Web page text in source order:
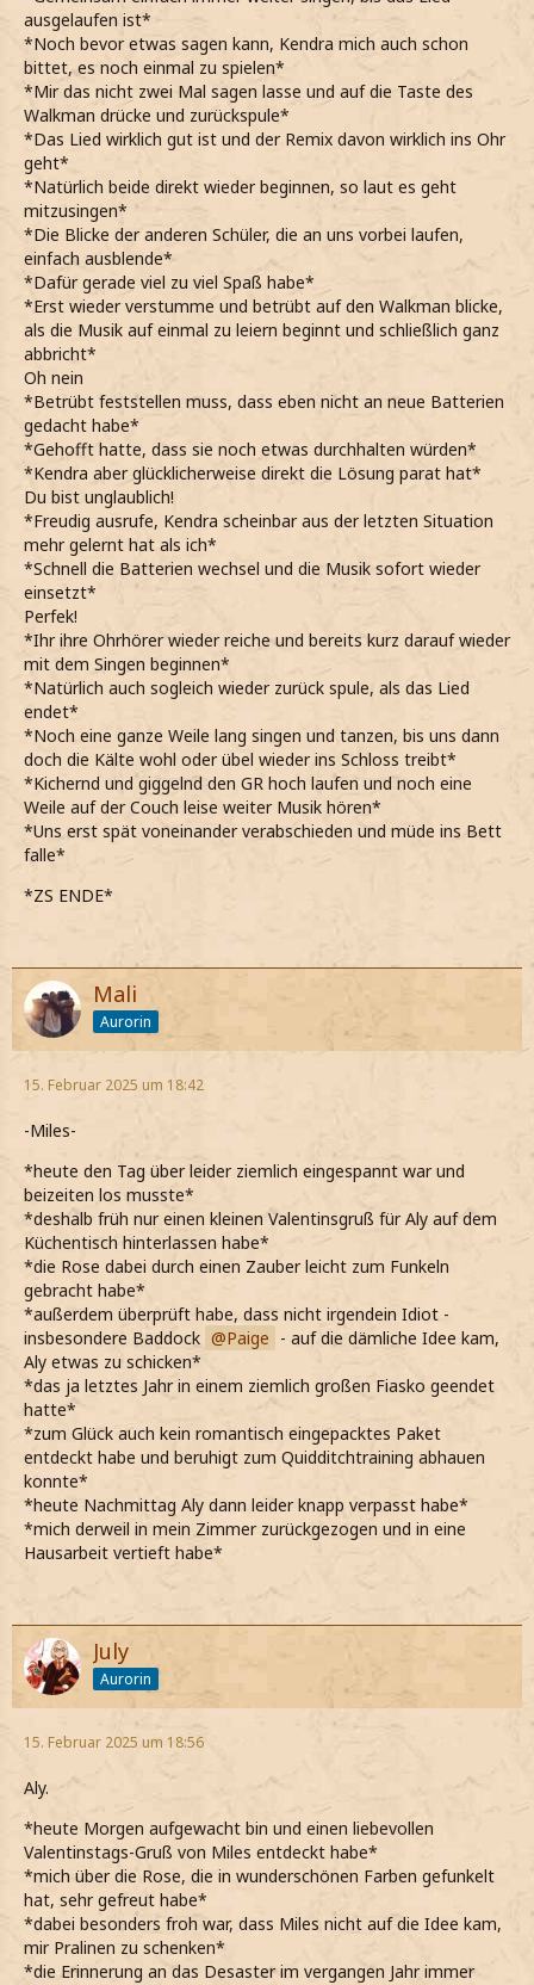
ausgelaufen ist*
*Noch bevor etwas sagen kann, Kendra mich auch schon
bittet, es noch einmal zu spielen*
*Mir das nicht zwei Mal sagen lasse und auf die Taste des
Walkman drücke und zurückspule*
*Das Lied wirklich gut ist und der Remix davon wirklich ins Ohr
geht*
*Natürlich beide direkt wieder beginnen, so laut es geht
mitzusingen*
*Die Blicke der anderen Schüler, die an uns vorbei laufen,
einfach ausblende*
*Dafür gerade viel zu viel Spaß habe*
*Erst wieder verstumme und betrübt auf den Walkman blicke,
als die Musik auf einmal zu leiern beginnt und schließlich ganz
abbricht*
Oh nein
*Betrübt feststellen muss, dass eben nicht an neue Batterien
gedacht habe*
*Gehofft hatte, dass sie noch etwas durchhalten würden*
*Kendra aber glücklicherweise direkt die Lösung parat hat*
Du bist unglaublich!
*Freudig ausrufe, Kendra scheinbar aus der letzten Situation
mehr gelernt hat als ich*
*Schnell die Batterien wechsel und die Musik sofort wieder
einsetzt*
Perfek!
*Ihr ihre Ohrhörer wieder reiche und bereits kurz darauf wieder
mit dem Singen beginnen*
*Natürlich auch sogleich wieder zurück spule, als das Lied
endet*
*Noch eine ganze Weile lang singen und tanzen, bis uns dann
doch die Kälte wohl oder übel wieder ins Schloss treibt*
*Kichernd und giggelnd den GR hoch laufen und noch eine
Weile auf der Couch leise weiter Musik hören*
*Uns erst spät voneinander verabschieden und müde ins Bett
falle*
*ZS ENDE*
Mali
Aurorin
15. Februar 2025 um 18:42
-Miles-
*heute den Tag über leider ziemlich eingespannt war und
beizeiten los musste*
*deshalb früh nur einen kleinen Valentinsgruß für Aly auf dem
Küchentisch hinterlassen habe*
*die Rose dabei durch einen Zauber leicht zum Funkeln
gebracht habe*
*außerdem überprüft habe, dass nicht irgendein Idiot -
insbesondere Baddock
Paige - auf die dämliche Idee kam,
Aly etwas zu schicken*
*das ja letztes Jahr in einem ziemlich großen Fiasko geendet
hatte*
*zum Glück auch kein romantisch eingepacktes Paket
entdeckt habe und beruhigt zum Quidditchtraining abhauen
konnte*
*heute Nachmittag Aly dann leider knapp verpasst habe*
*mich derweil in mein Zimmer zurückgezogen und in eine
Hausarbeit vertieft habe*
July
Aurorin
15. Februar 2025 um 18:56
Aly.
*heute Morgen aufgewacht bin und einen liebevollen
Valentinstags-Gruß von Miles entdeckt habe*
*mich über die Rose, die in wunderschönen Farben gefunkelt
hat, sehr gefreut habe*
*dabei besonders froh war, dass Miles nicht auf die Idee kam,
mir Pralinen zu schenken*
*die Erinnerung an das Desaster im vergangen Jahr immer